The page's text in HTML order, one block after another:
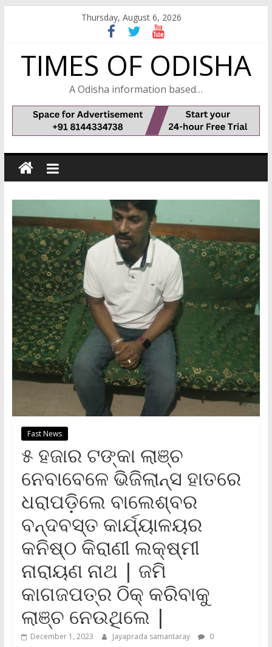
Thursday, August 6, 2026
TIMES OF ODISHA
A Odisha information based…
Fast News
୫ ହଜାର ଟଙ୍କା ଲାଞ୍ଚ
ନେବାବେଳେ ଭିଜିଲାନ୍ସ ହାତରେ
ଧରାପଡ଼ିଲେ ବାଲେଶ୍ବର
ବନ୍ଦବସ୍ତ କାର୍ଯ୍ୟାଳୟର
କନିଷ୍ଠ କିରାଣୀ ଲକ୍ଷ୍ମୀ
ନାରାୟଣ ନାଥ | ଜମି
କାଗଜପତ୍ର ଠିକ୍‌ କରିବାକୁ
ଲାଞ୍ଚ ନେଉଥିଲେ |
December 1, 2023 Jayaprada samantaray
0